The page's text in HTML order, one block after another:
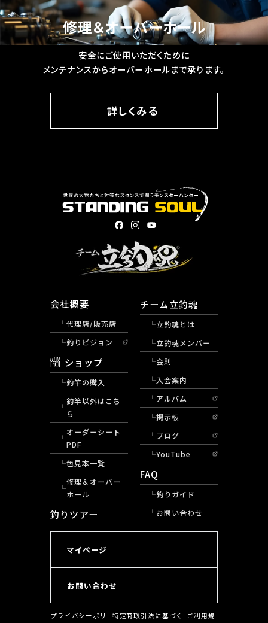
修理＆オーバーホール
安全にご使用いただくために
メンテナンスからオーバーホールまで承ります。
詳しくみる
会社概要
代理店/販売店
釣りビジョン
ショップ
釣竿の購入
釣竿以外はこち
ら
オーダーシート
PDF
色見本一覧
修理＆オーバー
ホール
釣りツアー
チーム立釣魂
立釣魂とは
立釣魂メンバー
会則
入会案内
アルバム
掲示板
ブログ
YouTube
FAQ
釣りガイド
お問い合わせ
マイページ
お問い合わせ
プライバシーポリ 特定商取引法に基づく ご利用規